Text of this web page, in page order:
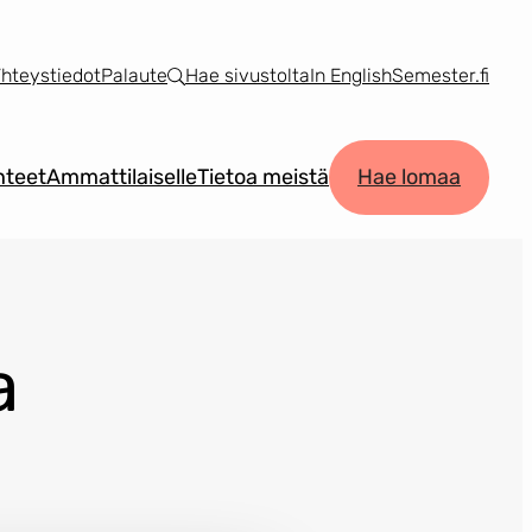
Palaute Hae sivustoltaIn EnglishSemester.fi
AmmattilaiselleTietoa meistä Hae lomaa